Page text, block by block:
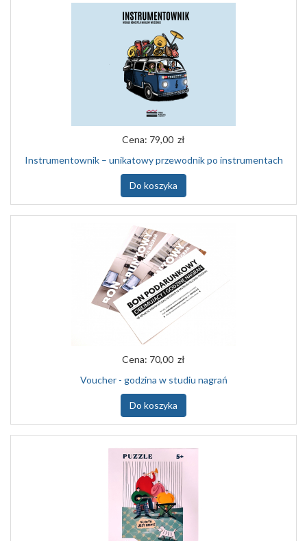
Cena: 79,00 zł
Instrumentownik – unikatowy przewodnik po instrumentach
Do koszyka
Cena: 70,00 zł
Voucher - godzina w studiu nagrań
Do koszyka